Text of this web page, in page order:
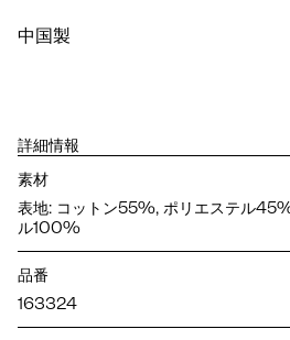
中国製
詳細情報
素材
表地: コットン55%, ポリエステル
ル100%
品番
163324